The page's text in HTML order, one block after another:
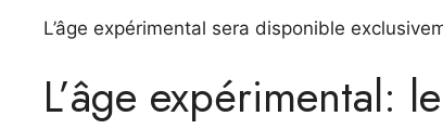
L’âge expérimental sera disponible
L’âge expérimental: